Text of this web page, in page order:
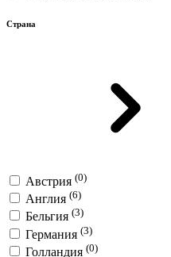
Страна
Австрия (0)
Англия (6)
Бельгия (3)
Германия (3)
Голландия (0)